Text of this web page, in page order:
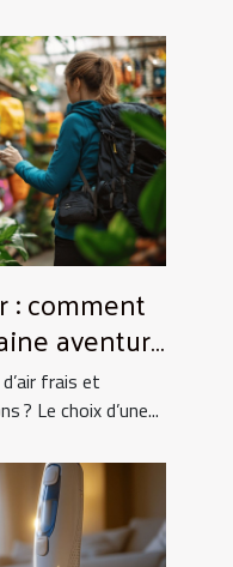
: comment
aventure
frais et
? Le choix d’une...